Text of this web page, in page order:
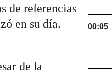
de referencias
en su día.
de la
00:05